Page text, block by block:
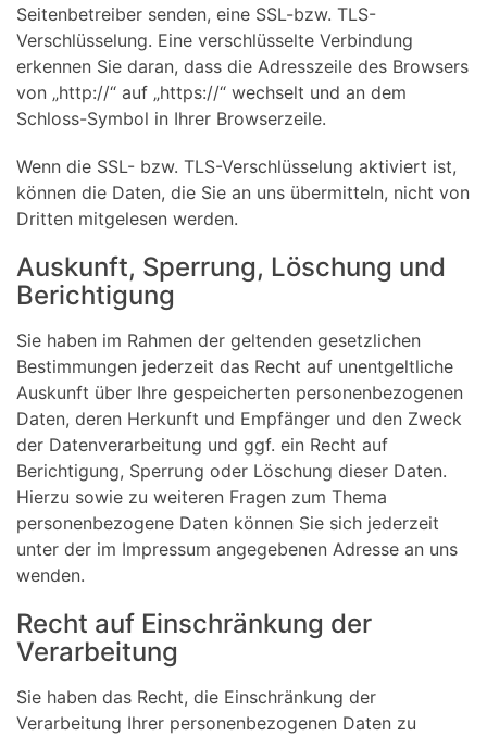
Seitenbetreiber senden, eine SSL-bzw. TLS-
Verschlüsselung. Eine verschlüsselte Verbindung
erkennen Sie daran, dass die Adresszeile des Browsers
von „http://“ auf „https://“ wechselt und an dem
Schloss-Symbol in Ihrer Browserzeile.
Wenn die SSL- bzw. TLS-Verschlüsselung aktiviert ist,
können die Daten, die Sie an uns übermitteln, nicht von
Dritten mitgelesen werden.
Auskunft, Sperrung, Löschung und
Berichtigung
Sie haben im Rahmen der geltenden gesetzlichen
Bestimmungen jederzeit das Recht auf unentgeltliche
Auskunft über Ihre gespeicherten personenbezogenen
Daten, deren Herkunft und Empfänger und den Zweck
der Datenverarbeitung und ggf. ein Recht auf
Berichtigung, Sperrung oder Löschung dieser Daten.
Hierzu sowie zu weiteren Fragen zum Thema
personenbezogene Daten können Sie sich jederzeit
unter der im Impressum angegebenen Adresse an uns
wenden.
Recht auf Einschränkung der
Verarbeitung
Sie haben das Recht, die Einschränkung der
Verarbeitung Ihrer personenbezogenen Daten zu